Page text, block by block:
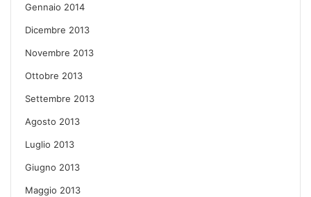
Gennaio 2014
Dicembre 2013
Novembre 2013
Ottobre 2013
Settembre 2013
Agosto 2013
Luglio 2013
Giugno 2013
Maggio 2013